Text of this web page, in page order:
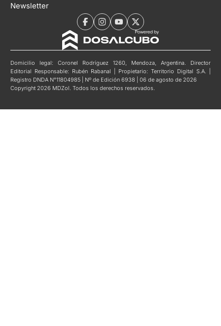
Newsletter
Domicilio legal: Coronel Rodríguez 1260, Mendoza, Argentina. Director
Editorial Responsable: Rubén Rabanal | Propietario: Territorio Digital S.A. |
Registro DNDA N°11804985 | Nº de Edición 6938 | 06 de agosto de 2026
Copyright 2026 MDZol. Todos los derechos reservados.